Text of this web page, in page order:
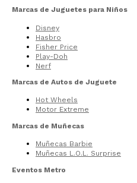
Marcas de Juguetes para Niños
Disney
Hasbro
Fisher Price
Play-Doh
Nerf
Marcas de Autos de Juguete
Hot Wheels
Motor Extreme
Marcas de Muñecas
Muñecas Barbie
Muñecas L.O.L. Surprise
Eventos Metro